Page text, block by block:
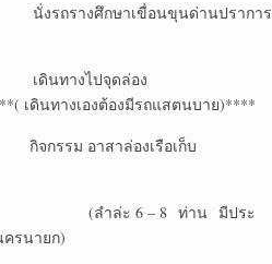
รถรางศึกษาเขื่อนขุนด่านปราการ
ดินทางไปจุดล่อง
องต้องมีรถแสตนบาย)****
กรรม อาสาล่องเรือเก็บ
8 ท่าน มีประ
รนายก)